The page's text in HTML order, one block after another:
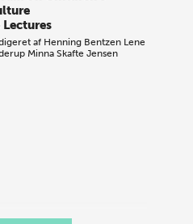
Lectures
af Henning Bentzen Lene
Minna Skafte Jensen